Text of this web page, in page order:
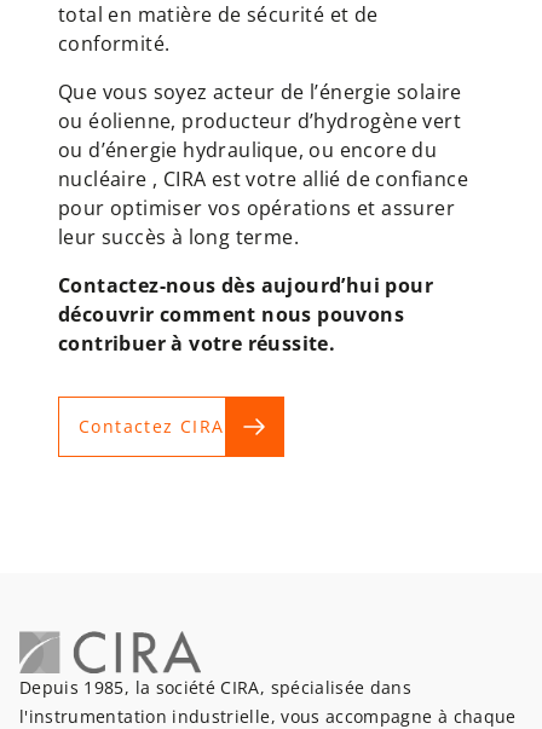
total en matière de sécurité et de
conformité.
Que vous soyez acteur de l’énergie solaire
ou éolienne, producteur d’hydrogène vert
ou d’énergie hydraulique, ou encore du
nucléaire , CIRA est votre allié de confiance
pour optimiser vos opérations et assurer
leur succès à long terme.
Contactez-nous dès aujourd’hui pour
découvrir comment nous pouvons
contribuer à votre réussite.
Contactez CIRA
Depuis 1985, la société CIRA, spécialisée dans
l'instrumentation industrielle, vous accompagne à chaque